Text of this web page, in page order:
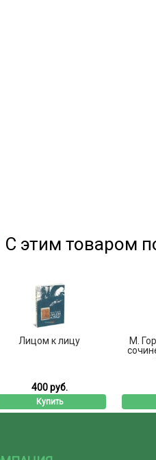
С этим товаром
Лицом к лицу
400 руб.
Купить
М.